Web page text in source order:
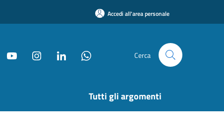
Accedi all'area personale
Cerca
Tutti gli argomenti